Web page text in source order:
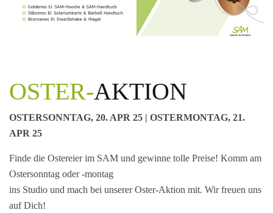
OSTER-AKTION
OSTERSONNTAG, 20. APR 25 | OSTERMONTAG, 21.
APR 25
Finde die Ostereier im SAM und gewinne tolle Preise! Komm am
Ostersonntag oder -montag
ins Studio und mach bei unserer Oster-Aktion mit. Wir freuen uns
auf Dich!